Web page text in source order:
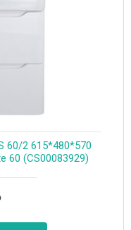
60/2 615*480*570
60 (CS00083929)